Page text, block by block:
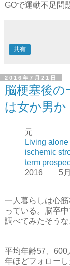
GOで運動不足問
共有
2016年7月21日
脳梗塞後
は女か男か
元
Living
ischemic
term
2016 5
一人暮らしは心
っている。脳卒
調べてみたそうな
平均年齢57、600
年ほどフォローし